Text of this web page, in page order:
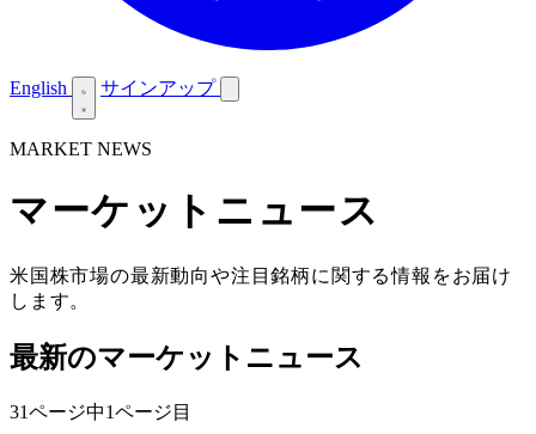
English サインアップ
MARKET NEWS
マーケットニュース
米国株市場の最新動向や注目銘柄に関する情報をお届け
します。
最新のマーケットニュース
31ページ中1ページ目